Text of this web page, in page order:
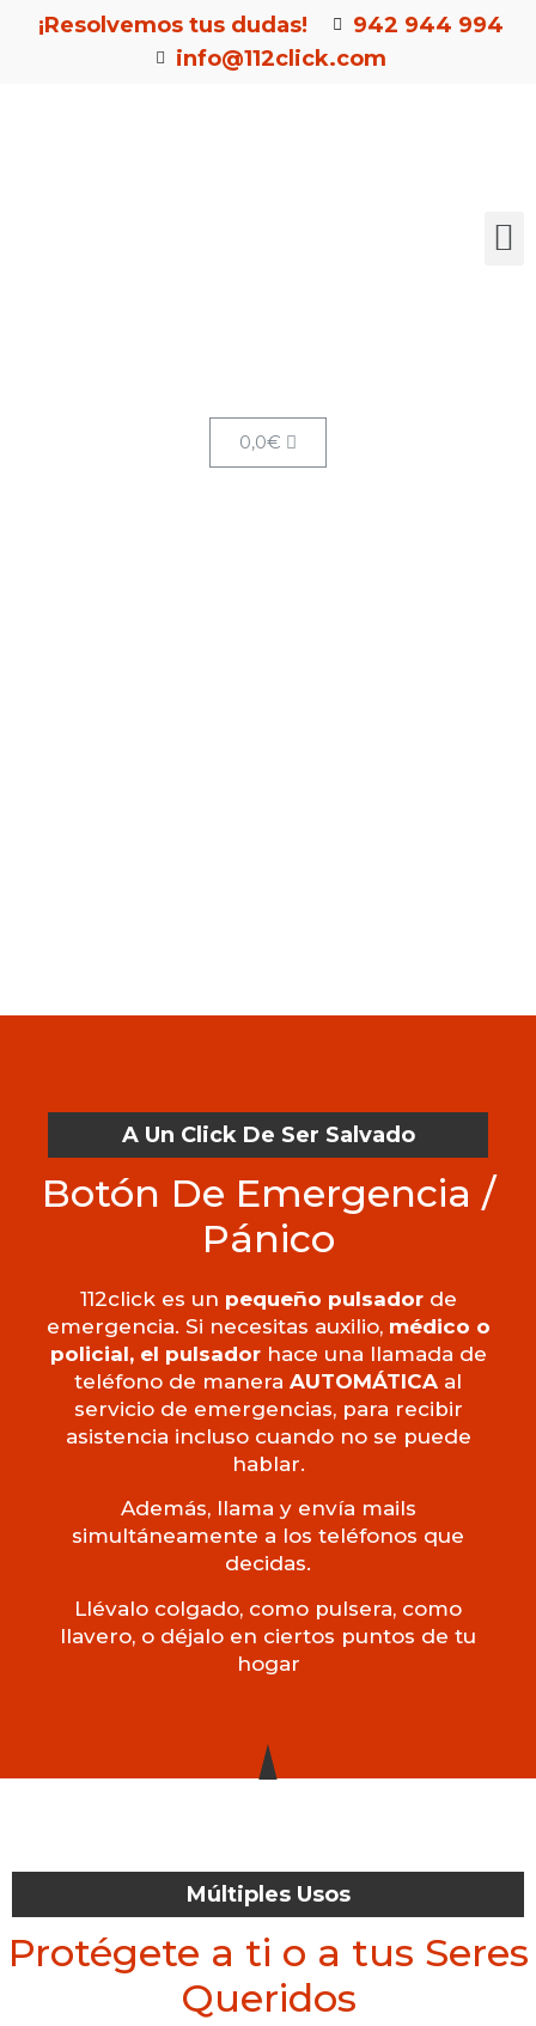
¡Resolvemos tus dudas!
942 944 994
info@112click.com
0,0€
A Un Click De Ser Salvado
Botón De Emergencia /
Pánico
112click es un pequeño pulsadorde
emergencia. Si necesitas auxilio, médico o
policial, el pulsador hace una llamada de
teléfono de manera AUTOMÁTICA al
servicio de emergencias, para recibir
asistencia incluso cuando no se puede
hablar.
Además, llama y envía mails
simultáneamente a los teléfonos que
decidas.
Llévalo colgado, como pulsera, como
llavero, o déjalo en ciertos puntos de tu
hogar
Múltiples Usos
Protégete a ti o a tus Seres
Queridos